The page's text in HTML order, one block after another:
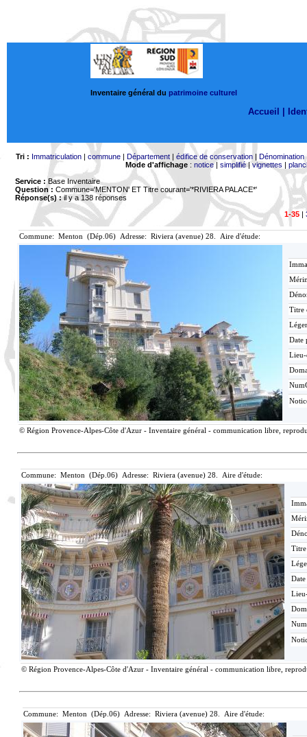
Inventaire général du patrimoine culturel
Accueil |
Tri : Immatriculation| commune| Département| édifice de conservation| Dénomination
Mode d'affichage: notice| simplifié|vignettes |
Service : Base Inventaire
Question : Commune='MENTON' ET Titre courant='*RIVIERA PALACE*'
Réponse(s) :il y a 138 réponses
1-35|
Commune: Menton (Dép.06) Adresse: Riviera (avenue) 28. Aire d'étude:
Titre
Date
© Région Provence-Alpes-Côte d'Azur - Inventaire général - communication libre,
Commune: Menton (Dép.06) Adresse: Riviera (avenue) 28. Aire d'étude:
© Région Provence-Alpes-Côte d'Azur - Inventaire général - communication libre,
Commune: Menton (Dép.06) Adresse: Riviera (avenue) 28. Aire d'étude: